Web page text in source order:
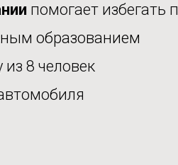
помогает избегать
образованием
8 человек